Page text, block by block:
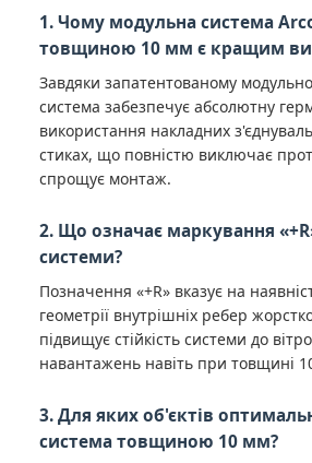
1. Чому модульна система
товщиною 10 мм є кращим
Завдяки запатентованому
система забезпечує абсолютну
використання накладних
стиках, що повністю виключає
спрощує монтаж.
2. Що означає маркування
системи?
Позначення «+R» вказує на
геометрії внутрішніх ребер
підвищує стійкість системи до
навантажень навіть при товщині
3. Для яких об'єктів
система товщиною 10 мм?